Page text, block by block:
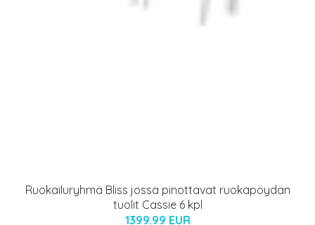
Ruokailuryhmä Bliss jossa pinottavat ruokapöydän
tuolit Cassie 6 kpl
1399.99 EUR